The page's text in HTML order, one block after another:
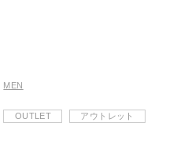
MEN
OUTLET アウトレット